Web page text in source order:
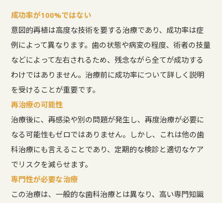
成功率が100%ではない
意図的再植は高度な技術を要する治療であり、成功率は症
例によって異なります。歯の状態や病変の程度、術者の技量
などによって左右されるため、残念ながら全てが成功する
わけではありません。治療前に成功率について詳しく説明
を受けることが重要です。
再治療の可能性
治療後に、再感染や別の問題が発生し、再度治療が必要に
なる可能性もゼロではありません。しかし、これは他の歯
科治療にも言えることであり、定期的な検診と適切なケア
でリスクを減らせます。
専門性が必要な治療
この治療は、一般的な歯科治療とは異なり、高い専門知識